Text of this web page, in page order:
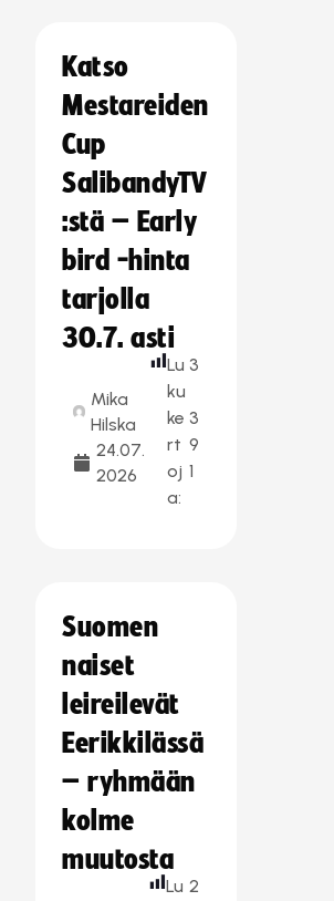
Katso
Mestareiden
Cup
SalibandyTV
:stä – Early
bird -hinta
tarjolla
30.7. asti
Mika
Hilska
24.07.
2026
Lu
ku
ke
rt
oj
a:
3
3
9
1
Suomen
naiset
leireilevät
Eerikkilässä
– ryhmään
kolme
muutosta
Lu 2